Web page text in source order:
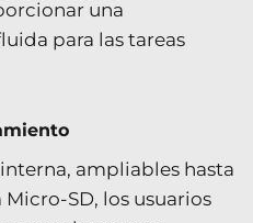
una
para las tareas
ampliables hasta
SD, los usuarios